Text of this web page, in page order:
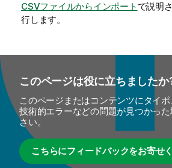
CSVファイルからインポート で説明
行します。
このページは役に立ちましたか
このページまたはコンテンツにタイポ
技術的エラーなどの問題が見つかっ
さい。
こちらにフィードバックをお寄せ